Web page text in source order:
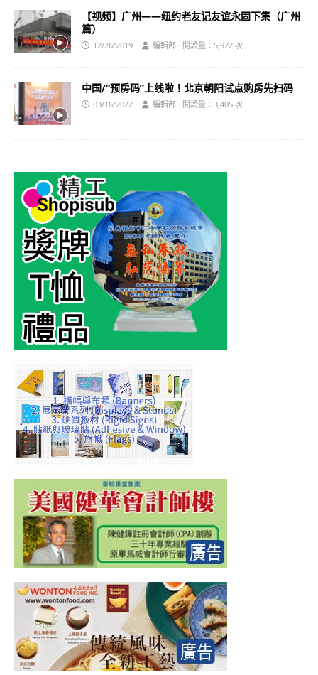
【视频】广州——纽约老友记友谊永固下集（广州
篇）
12/26/2019 編輯部 · 閱讀量：5,922 次
中国/“预房码”上线啦！北京朝阳试点购房先扫码
03/16/2022 編輯部 · 閱讀量：3,405 次